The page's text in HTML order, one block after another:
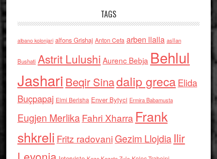
TAGS
albano kolonjari alfons Grishaj Anton Cefa arben llalla asllan
Bushati Astrit Lulushi Aurenc Bebja Behlul
Jashari Beqir Sinadalip grecaElida
Buçpapaj Elmi Berisha Enver Bytyci Ermira Babamusta
Eugjen MerlikaFahri Xharra Frank
shkreli Fritz radovaniGezim Llojdia Ilir